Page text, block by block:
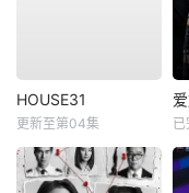
HOUSE31
更新至第04集 已